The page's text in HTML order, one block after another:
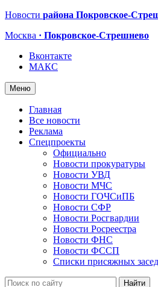
Новости района Покровское-
Москва · Покровское-Стрешнево
Вконтакте
МАКС
Меню
Главная
Все новости
Реклама
Спецпроекты
Официально
Новости прокуратуры
Новости УВД
Новости МЧС
Новости ГОЧСиПБ
Новости СФР
Новости Росгвардии
Новости Росреестра
Новости ФНС
Новости ФССП
Списки присяжных